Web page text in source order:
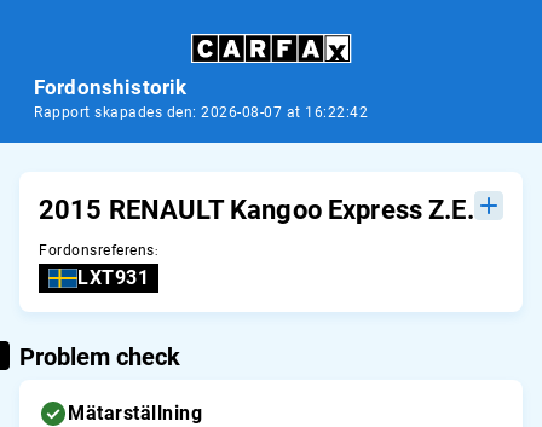
Fordonshistorik
Rapport skapades den: 2026-08-07 at 16:22:42
2015 RENAULT Kangoo Express Z.E.
Fordonsreferens:
LXT931
Problem check
Mätarställning